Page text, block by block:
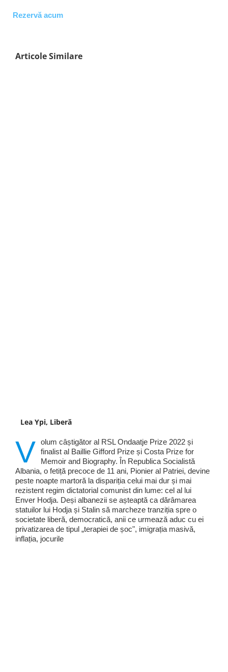
Rezervă acum
Articole Similare
Lea Ypi, Liberă
V olum câștigător al RSL Ondaatje Prize 2022 și
finalist al Baillie Gifford Prize și Costa Prize for
Memoir and Biography. În Republica Socialistă
Albania, o fetiță precoce de 11 ani, Pionier al Patriei, devine
peste noapte martoră la dispariția celui mai dur și mai
rezistent regim dictatorial comunist din lume: cel al lui
Enver Hodja. Deși albanezii se așteaptă ca dărâmarea
statuilor lui Hodja și Stalin să marcheze tranziția spre o
societate liberă, democratică, anii ce urmează aduc cu ei
privatizarea de tipul „terapiei de șoc", imigrația masivă,
inflația, jocurile